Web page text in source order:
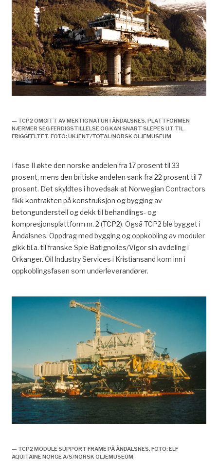
— TCP2 OMGITT AV MEKTIG NATUR I ÅNDALSNES. PLATTFORMEN
NÆRMER SEG FERDIGSTILLELSE OG KAN SNART SLEPES UT TIL
FRIGGFELTET. FOTO: UKJENT/TOTAL/NORSK OLJEMUSEUM
I fase II økte den norske andelen fra 17 prosent til 33
prosent, mens den britiske andelen sank fra 22 prosent til 7
prosent. Det skyldtes i hovedsak at Norwegian Contractors
fikk kontrakten på konstruksjon og bygging av
betongunderstell og dekk til behandlings- og
kompresjonsplattform nr. 2 (TCP2). Også TCP2 ble bygget i
Åndalsnes. Oppdrag med bygging og oppkobling av moduler
gikk bl.a. til franske Spie Batignolles/Vigor sin avdeling i
Orkanger. Oil Industry Services i Kristiansand kom inn i
oppkoblingsfasen som underleverandører.
— TCP2 MODULE SUPPORT FRAME PÅ ÅNDALSNES. FOTO: ELF
AQUITAINE NORGE A/S/NORSK OLJEMUSEUM